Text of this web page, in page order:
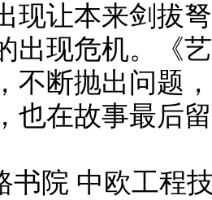
现让本来剑拔
出现危机。《
不断抛出问题
也在故事最后
书院 中欧工程